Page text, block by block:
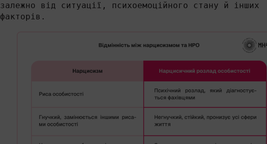
залежно від ситуації, психоемоційного стану й інших
факторів.